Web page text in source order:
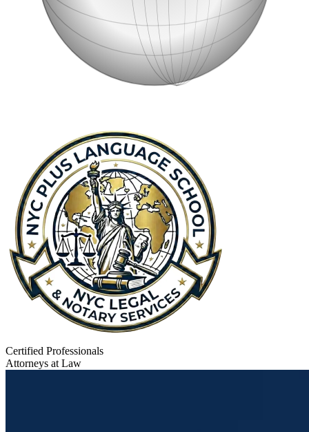
Certified Professionals
Attorneys at Law